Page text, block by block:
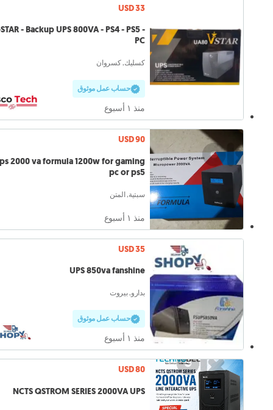
USD 33
- Backup UPS 800VA - PS4 - PS5 -
PC
كسليك, كسروان
حساب عمل موثوق
منذ ١ أسبوع
USD 90
2000 va formula 1200w for gaming
pc or ps5
سبتية, المتن
منذ ١ أسبوع
USD 35
UPS 850va fanshine
بدارو, بيروت
حساب عمل موثوق
منذ ١ أسبوع
USD 80
NCTS QSTROM SERIES 2000VA UPS